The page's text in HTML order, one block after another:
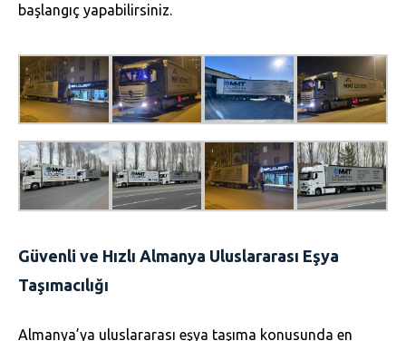
başlangıç yapabilirsiniz.
Güvenli ve Hızlı Almanya Uluslararası Eşya
Taşımacılığı
Almanya’ya uluslararası eşya taşıma konusunda en